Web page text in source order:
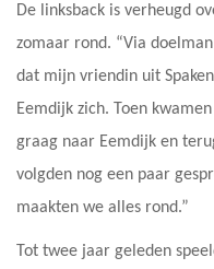
De linksback is verheugd
zomaar rond. “Via
dat mijn vriendin uit
Eemdijk zich. Toen
graag naar Eemdijk en
volgden nog een paar
maakten we alles rond.”
Tot twee jaar geleden